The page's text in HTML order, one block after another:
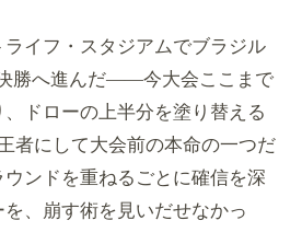
ライフ・スタジアムでブラジル
勝へ進んだ——今大会ここまで
ドローの上半分を塗り替える
者にして大会前の本命の一つだ
ンドを重ねるごとに確信を深
、崩す術を見いだせなかっ